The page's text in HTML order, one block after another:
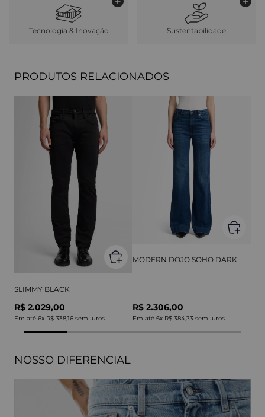
Tecnologia & Inovação Sustentabilidade
PRODUTOS RELACIONADOS
SLIMMY BLACK
R$ 2.029,00
Em até 6x R$ 338,16 sem juros
MODERN DOJO SOHO DARK
R$ 2.306,00
Em até 6x R$ 384,33 sem juros
NOSSO DIFERENCIAL